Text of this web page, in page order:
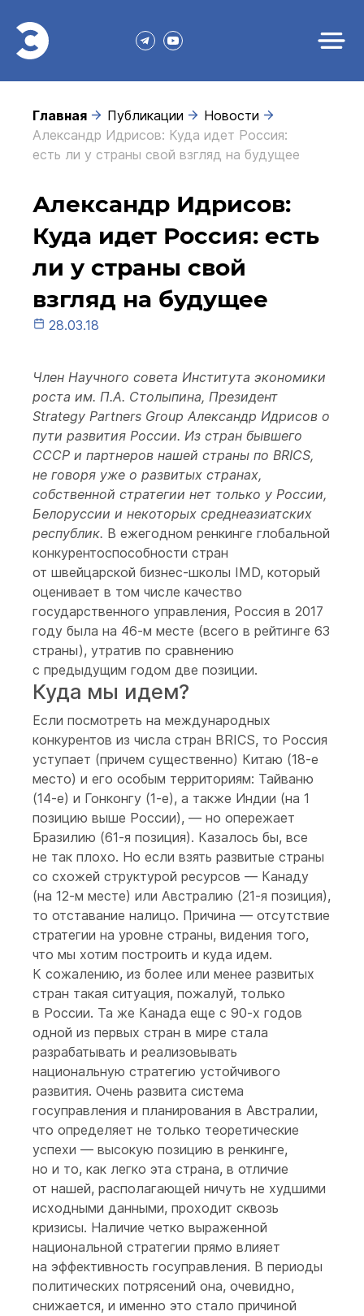
Главная Публикации
Новости
Александр Идрисов: Куда идет Россия:
есть ли у страны свой взгляд на будущее
Александр Идрисов:
Куда идет Россия: есть
ли у страны свой
взгляд на будущее
28.03.18
Член Научного совета Института экономики
роста им. П.А. Столыпина, Президент
Strategy Partners Group Александр Идрисов о
пути развития России. Из стран бывшего
СССР и партнеров нашей страны по BRICS,
не говоря уже о развитых странах,
собственной стратегии нет только у России,
Белоруссии и некоторых среднеазиатских
республик. В ежегодном ренкинге глобальной
конкурентоспособности стран
от швейцарской бизнес-школы IMD, который
оценивает в том числе качество
государственного управления, Россия в 2017
году была на 46-м месте (всего в рейтинге 63
страны), утратив по сравнению
с предыдущим годом две позиции.
Куда мы идем?
Если посмотреть на международных
конкурентов из числа стран BRICS, то Россия
уступает (причем существенно) Китаю (18-е
место) и его особым территориям: Тайваню
(14-е) и Гонконгу (1-е), а также Индии (на 1
позицию выше России), — но опережает
Бразилию (61-я позиция). Казалось бы, все
не так плохо. Но если взять развитые страны
со схожей структурой ресурсов — Канаду
(на 12-м месте) или Австралию (21-я позиция),
то отставание налицо. Причина — отсутствие
стратегии на уровне страны, видения того,
что мы хотим построить и куда идем.
К сожалению, из более или менее развитых
стран такая ситуация, пожалуй, только
в России. Та же Канада еще с 90-х годов
одной из первых стран в мире стала
разрабатывать и реализовывать
национальную стратегию устойчивого
развития. Очень развита система
госуправления и планирования в Австралии,
что определяет не только теоретические
успехи — высокую позицию в ренкинге,
но и то, как легко эта страна, в отличие
от нашей, располагающей ничуть не худшими
исходными данными, проходит сквозь
кризисы. Наличие четко выраженной
национальной стратегии прямо влияет
на эффективность госуправления. В периоды
политических потрясений она, очевидно,
снижается, и именно это стало причиной